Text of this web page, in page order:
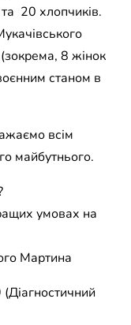
20 хлопчиків.
8 жінок
станом в
всім
майбутнього.
умовах на
Мартина